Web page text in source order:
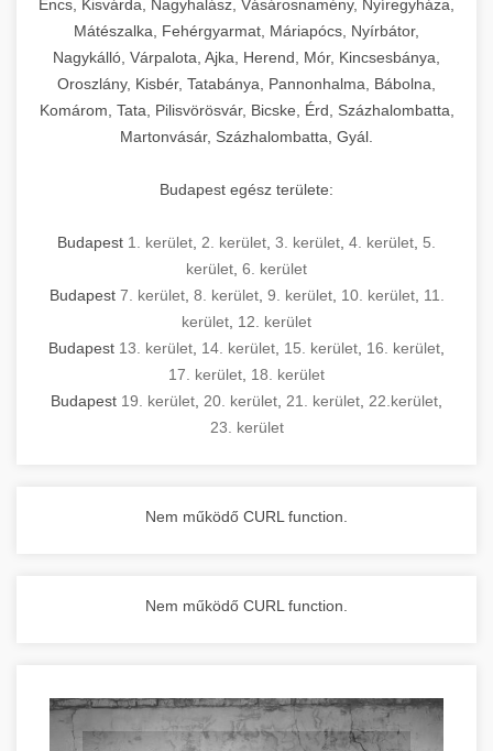
Encs, Kisvárda, Nagyhalász, Vásárosnamény, Nyíregyháza,
Mátészalka, Fehérgyarmat, Máriapócs, Nyírbátor,
Nagykálló, Várpalota, Ajka, Herend, Mór, Kincsesbánya,
Oroszlány, Kisbér, Tatabánya, Pannonhalma, Bábolna,
Komárom, Tata, Pilisvörösvár, Bicske, Érd, Százhalombatta,
Martonvásár, Százhalombatta, Gyál.
Budapest egész területe:
Budapest 1. kerület 2. kerület 3. kerület 4. kerület 5.
kerület 6. kerület
Budapest 7. kerület, 8. kerület, 9. kerület, 10. kerület, 11.
kerület 12. kerület
Budapest 13. kerület 14. kerület 15. kerület 16. kerület
17. kerület 18. kerület
Budapest 19. kerület 20. kerület 21. kerület 22.kerület
23. kerület
Nem működő CURL function.
Nem működő CURL function.